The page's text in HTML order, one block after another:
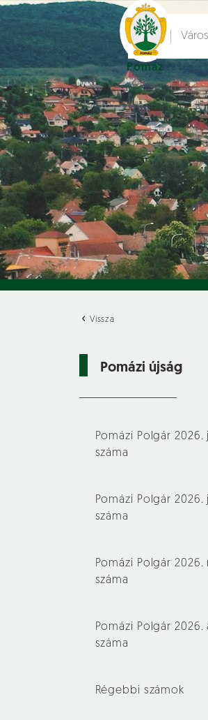
Pomáz
Ugrás
Vissza
Pomázi újság
Pomázi Polgár 2026.
száma
Pomázi Polgár 2026.
száma
Pomázi Polgár 2026.
száma
Pomázi Polgár 2026.
száma
Régebbi számok
Hírek []